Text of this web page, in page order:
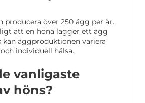
producera över 250 ägg per år.
att en höna lägger ett ägg
kan äggproduktionen variera
individuell hälsa.
vanligaste
höns?